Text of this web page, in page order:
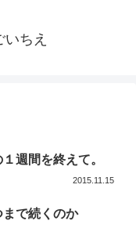
ちえ
１週間を終えて。
2015.11.15
で続くのか